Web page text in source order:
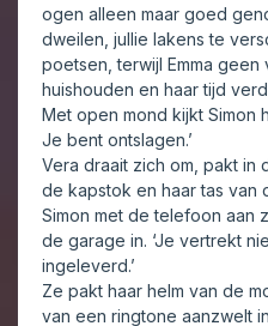
ogen alleen maar goed
dweilen, jullie lakens te
poetsen, terwijl Emma
huishouden en haar tijd
Met open mond kijkt Simon
Je bent ontslagen.’
Vera draait zich om, pakt in
de kapstok en haar tas van
Simon met de telefoon aan
de garage in. ‘Je vertrekt
ingeleverd.’
Ze pakt haar helm van de
van een ringtone aanzwelt